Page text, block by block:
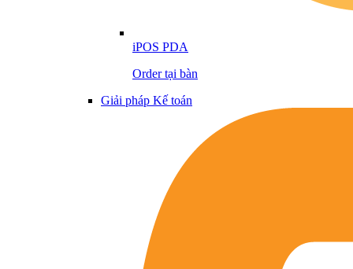
iPOS PDA
Order tại bàn
Giải pháp Kế toán